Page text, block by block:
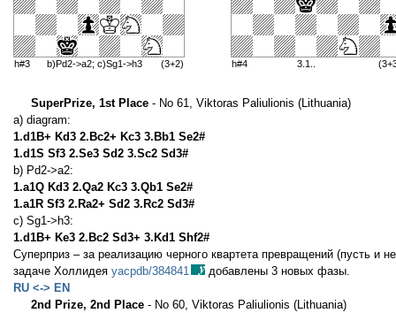
h#3 b)Pd2->a2; c)Sg1->h3 (3+2) h#4 3.1..
SuperPrize, 1st Place - No 61, Viktoras Paliulionis (Lithuania)
a) diagram:
1.d1B+ Kd3 2.Bc2+ Kc3 3.Bb1 Se2#
1.d1S Sf3 2.Se3 Sd2 3.Sc2 Sd3#
b) Pd2->a2:
1.a1Q Kd3 2.Qa2 Kc3 3.Qb1 Se2#
1.a1R Sf3 2.Ra2+ Sd2 3.Rc2 Sd3#
c) Sg1->h3:
1.d1B+ Ke3 2.Bc2 Sd3+ 3.Kd1 Shf2#
Суперприз – за реализацию черного квартета превращений (пусть
задаче Холлидея yacpdb/384841
добавлены 3 новых фазы.
RU <-> EN
2nd Prize, 2nd Place - No 60, Viktoras Paliulionis (Lithuania)